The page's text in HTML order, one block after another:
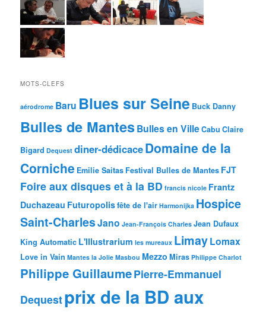
MOTS-CLEFS
aérodrome Baru Blues sur Seine Buck Danny
Bulles de MantesBulles en VilleCabu Claire
Bigard Dequest diner-dédicaceDomaine de la
Corniche Emilie Saitas Festival Bulles de Mantes FJT
Foire aux disques et à la BD francis nicole Frantz
Duchazeau Futuropolisfête de l'air Harmonijka Hospice
Saint-CharlesJano Jean-François Charles Jean Dufaux
King Automatic L'Illustrarium les mureaux LimayLomax
Love in Vain Mantes la Jolie Masbou Mezzo Miras Philippe Charlot
Philippe GuillaumePierre-Emmanuel
Dequestprix de la BD aux